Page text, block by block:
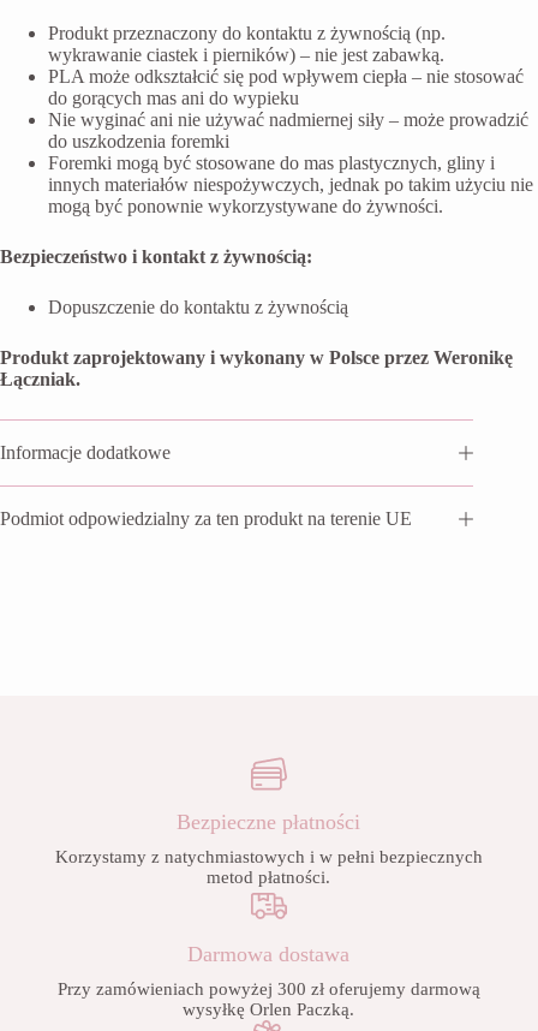
Produkt przeznaczony do kontaktu z żywnością (np.
wykrawanie ciastek i pierników) – nie jest zabawką.
PLA może odkształcić się pod wpływem ciepła – nie stosować
do gorących mas ani do wypieku
Nie wyginać ani nie używać nadmiernej siły – może prowadzić
do uszkodzenia foremki
Foremki mogą być stosowane do mas plastycznych, gliny i
innych materiałów niespożywczych, jednak po takim użyciu nie
mogą być ponownie wykorzystywane do żywności.
Bezpieczeństwo i kontakt z żywnością:
Dopuszczenie do kontaktu z żywnością
Produkt zaprojektowany i wykonany w Polsce przez Weronikę
Łączniak.
Informacje dodatkowe
Podmiot odpowiedzialny za ten produkt na terenie UE
Bezpieczne płatności
Korzystamy z natychmiastowych i w pełni bezpiecznych
metod płatności.
Darmowa dostawa
Przy zamówieniach powyżej 300 zł oferujemy darmową
wysyłkę Orlen Paczką.